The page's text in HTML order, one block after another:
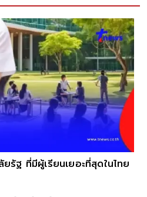
รัฐ ที่มีผู้เรียนเยอะที่สุดในไทย